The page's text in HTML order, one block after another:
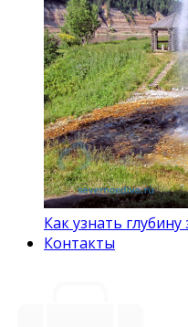
Как узнать
Контакты